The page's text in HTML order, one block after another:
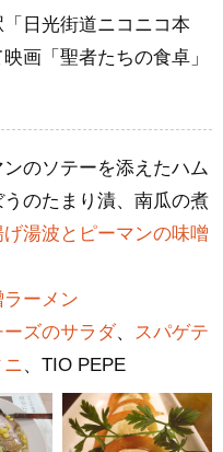
日光街道ニコニコ本
画「聖者たちの食卓」
のソテーを添えたハム
のたまり漬、南瓜の煮
げ湯波とピーマンの味噌
ラーメン
ーズのサラダ、
スパゲテ
、TIO PEPE